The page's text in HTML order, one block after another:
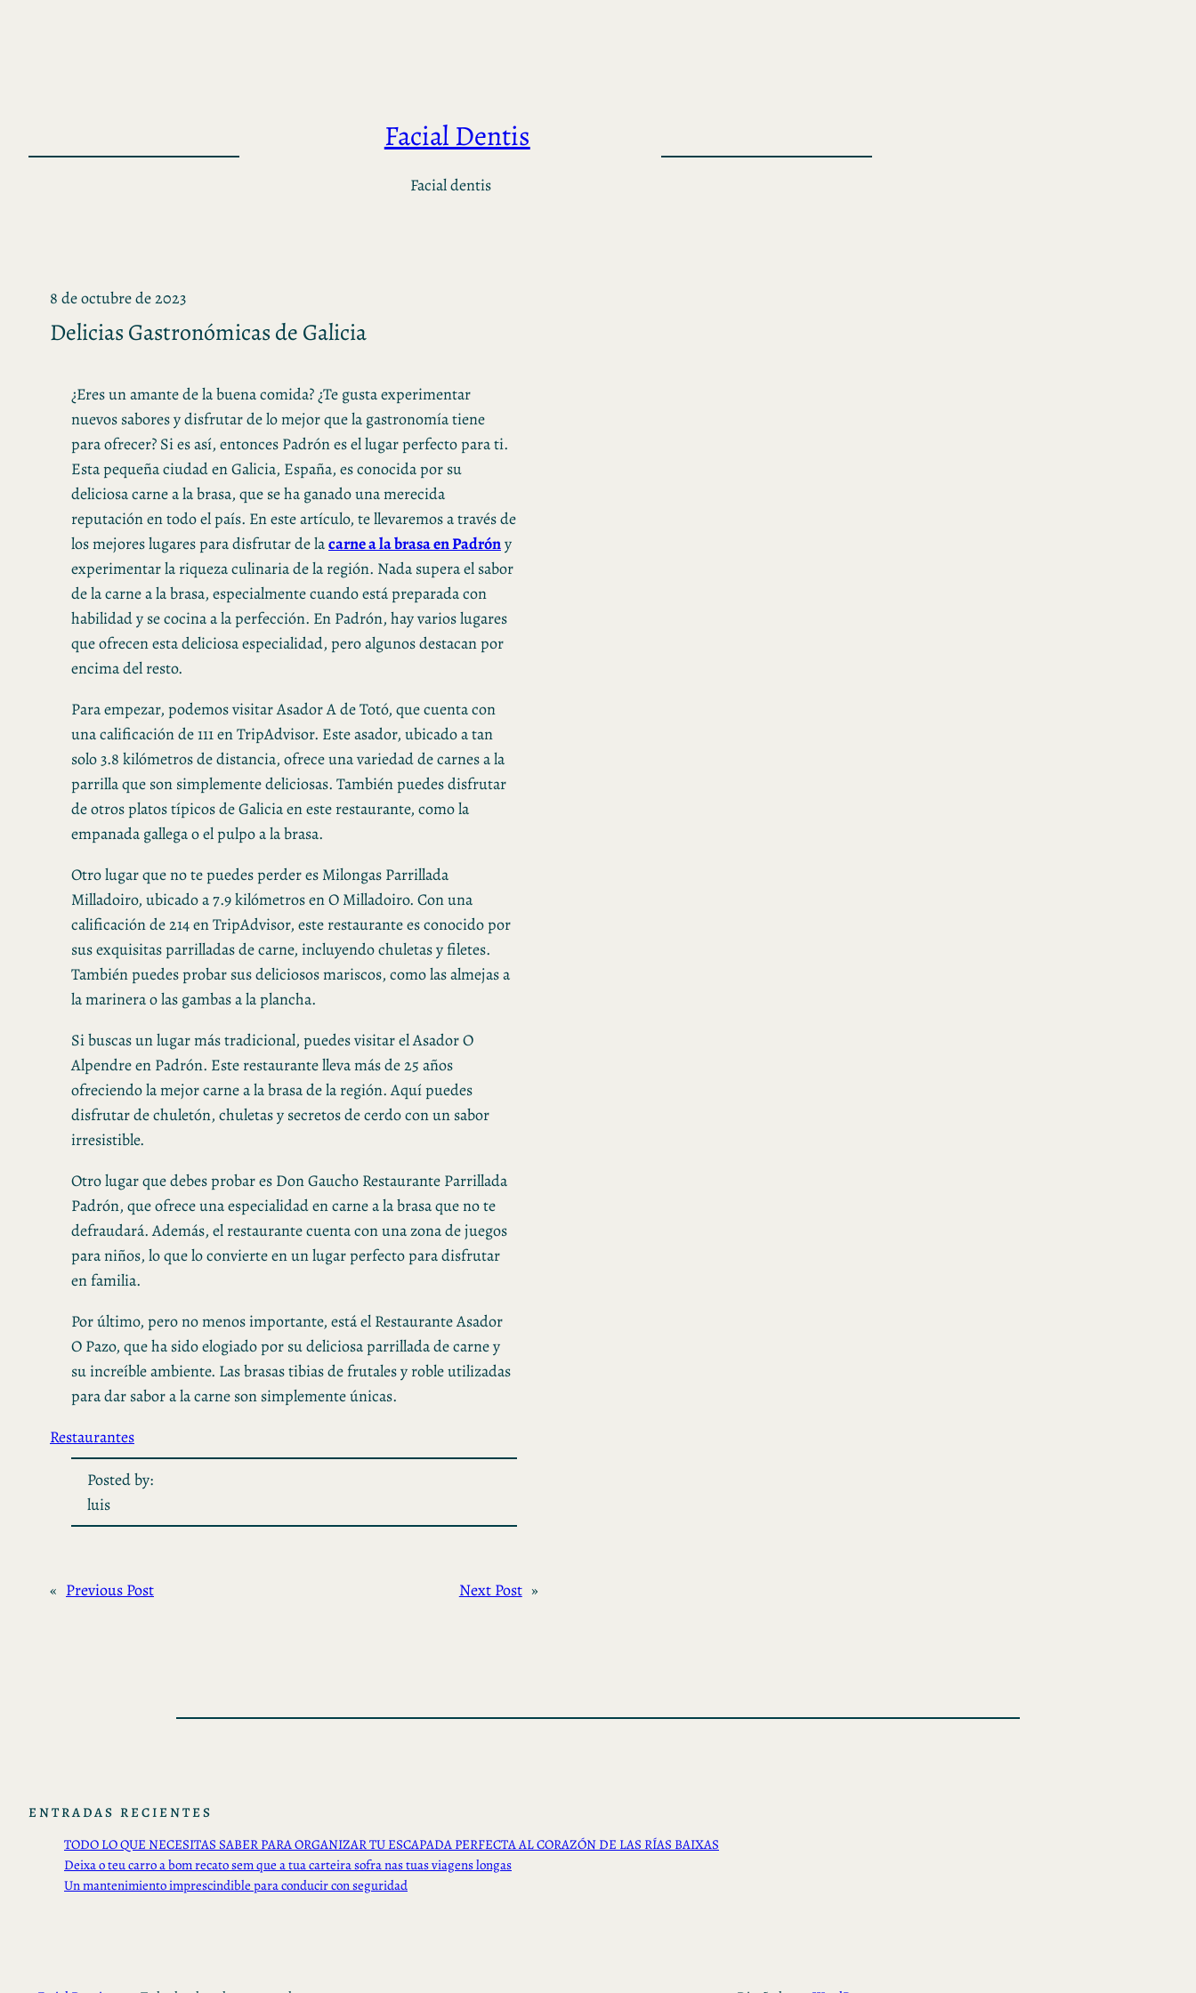
Facial Dentis
Facial dentis
8 de octubre de 2023
Delicias Gastronómicas de Galicia
¿Eres un amante de la buena comida? ¿Te gusta experimentar
nuevos sabores y disfrutar de lo mejor que la gastronomía tiene
para ofrecer? Si es así, entonces Padrón es el lugar perfecto para ti.
Esta pequeña ciudad en Galicia, España, es conocida por su
deliciosa carne a la brasa, que se ha ganado una merecida
reputación en todo el país. En este artículo, te llevaremos a través de
los mejores lugares para disfrutar de lacarne a la brasa en Padróny
experimentar la riqueza culinaria de la región. Nada supera el sabor
de la carne a la brasa, especialmente cuando está preparada con
habilidad y se cocina a la perfección. En Padrón, hay varios lugares
que ofrecen esta deliciosa especialidad, pero algunos destacan por
encima del resto.
Para empezar, podemos visitar Asador A de Totó, que cuenta con
una calificación de 111 en TripAdvisor. Este asador, ubicado a tan
solo 3.8 kilómetros de distancia, ofrece una variedad de carnes a la
parrilla que son simplemente deliciosas. También puedes disfrutar
de otros platos típicos de Galicia en este restaurante, como la
empanada gallega o el pulpo a la brasa.
Otro lugar que no te puedes perder es Milongas Parrillada
Milladoiro, ubicado a 7.9 kilómetros en O Milladoiro. Con una
calificación de 214 en TripAdvisor, este restaurante es conocido por
sus exquisitas parrilladas de carne, incluyendo chuletas y filetes.
También puedes probar sus deliciosos mariscos, como las almejas a
la marinera o las gambas a la plancha.
Si buscas un lugar más tradicional, puedes visitar el Asador O
Alpendre en Padrón. Este restaurante lleva más de 25 años
ofreciendo la mejor carne a la brasa de la región. Aquí puedes
disfrutar de chuletón, chuletas y secretos de cerdo con un sabor
irresistible.
Otro lugar que debes probar es Don Gaucho Restaurante Parrillada
Padrón, que ofrece una especialidad en carne a la brasa que no te
defraudará. Además, el restaurante cuenta con una zona de juegos
para niños, lo que lo convierte en un lugar perfecto para disfrutar
en familia.
Por último, pero no menos importante, está el Restaurante Asador
O Pazo, que ha sido elogiado por su deliciosa parrillada de carne y
su increíble ambiente. Las brasas tibias de frutales y roble utilizadas
para dar sabor a la carne son simplemente únicas.
Restaurantes
Posted by:
luis
« Previous Post Next Post »
ENTRADAS RECIENTES
TODO LO QUE NECESITAS SABER PARA ORGANIZAR TU ESCAPADA PERFECTA AL CORAZÓN DE LAS RÍAS BAIXAS
Deixa o teu carro a bom recato sem que a tua carteira sofra nas tuas viagens longas
Un mantenimiento imprescindible para conducir con seguridad